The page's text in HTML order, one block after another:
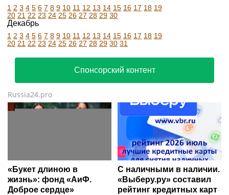
1 2 3 4 5 6 7 8 9 10 11 12 13 14 15 16 17 18 19
20 21 22 23 24 25 26 27 28 29 30
Декабрь
1 2 3 4 5 6 7 8 9 10 11 12 13 14 15 16 17 18 19
20 21 22 23 24 25 26 27 28 29 30 31
Спонсорский контент
Russia24.pro
«Букет длиною в
жизнь»: фонд «АиФ.
Доброе сердце»
С наличными в наличии.
«Выберу.ру» составил
рейтинг кредитных карт